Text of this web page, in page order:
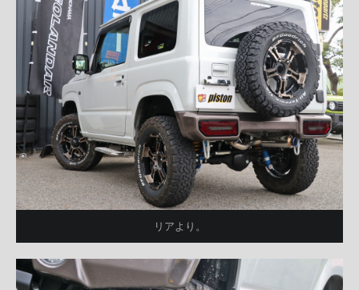
リアより。